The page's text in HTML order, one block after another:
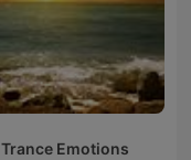
Trance Emotions